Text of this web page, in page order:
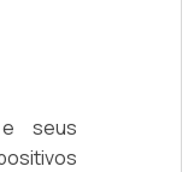
seus